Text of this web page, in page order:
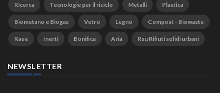
Ricerca Tecnologie per il riciclo Metalli Plastica
Biometano e Biogas Vetro Legno Compost - Biowaste
Raee Inerti Bonifica Aria Rsu Rifiuti solidi urbani
NEWSLETTER